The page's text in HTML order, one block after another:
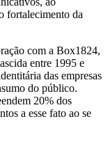
fortalecimento da
com a Box1824,
entre 1995 e
das empresas
do público.
20% dos
a esse fato ao se